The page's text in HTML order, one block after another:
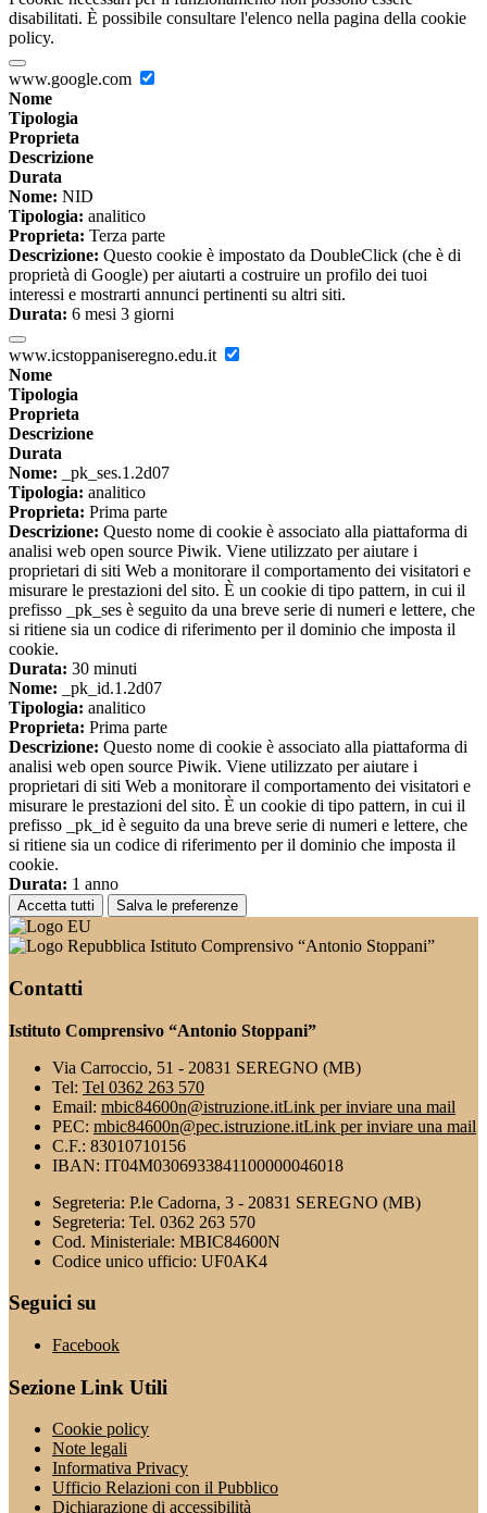
disabilitati. È possibile consultare l'elenco nella pagina della cookie
policy.
www.google.com
Nome
Tipologia
Proprieta
Descrizione
Durata
Nome: NID
Tipologia: analitico
Proprieta: Terza parte
Descrizione: Questo cookie è impostato da DoubleClick (che è di
proprietà di Google) per aiutarti a costruire un profilo dei tuoi
interessi e mostrarti annunci pertinenti su altri siti.
Durata: 6 mesi 3 giorni
www.icstoppaniseregno.edu.it
Nome
Tipologia
Proprieta
Descrizione
Durata
Nome: _pk_ses.1.2d07
Tipologia: analitico
Proprieta: Prima parte
Descrizione: Questo nome di cookie è associato alla piattaforma di
analisi web open source Piwik. Viene utilizzato per aiutare i
proprietari di siti Web a monitorare il comportamento dei visitatori e
misurare le prestazioni del sito. È un cookie di tipo pattern, in cui il
prefisso _pk_ses è seguito da una breve serie di numeri e lettere, che
si ritiene sia un codice di riferimento per il dominio che imposta il
cookie.
Durata: 30 minuti
Nome: _pk_id.1.2d07
Tipologia: analitico
Proprieta: Prima parte
Descrizione: Questo nome di cookie è associato alla piattaforma di
analisi web open source Piwik. Viene utilizzato per aiutare i
proprietari di siti Web a monitorare il comportamento dei visitatori e
misurare le prestazioni del sito. È un cookie di tipo pattern, in cui il
prefisso _pk_id è seguito da una breve serie di numeri e lettere, che
si ritiene sia un codice di riferimento per il dominio che imposta il
cookie.
Durata: 1 anno
Accetta tutti Salva le preferenze
Istituto Comprensivo “Antonio Stoppani”
Contatti
Istituto Comprensivo “Antonio Stoppani”
Via Carroccio, 51 - 20831 SEREGNO (MB)
Tel: Tel 0362 263 570
Email: mbic84600n@istruzione.itLink per inviare una mail
PEC: mbic84600n@pec.istruzione.itLink per inviare una mail
C.F.: 83010710156
IBAN: IT04M0306933841100000046018
Segreteria: P.le Cadorna, 3 - 20831 SEREGNO (MB)
Segreteria: Tel. 0362 263 570
Cod. Ministeriale: MBIC84600N
Codice unico ufficio: UF0AK4
Seguici su
Facebook
Sezione Link Utili
Cookie policy
Note legali
Informativa Privacy
Ufficio Relazioni con il Pubblico
Dichiarazione di accessibilità